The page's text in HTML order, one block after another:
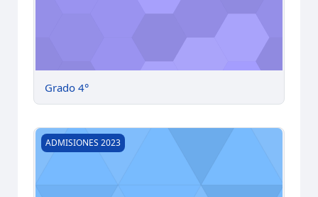
Grado 4°
Grado 3°
ADMISIONES 2023